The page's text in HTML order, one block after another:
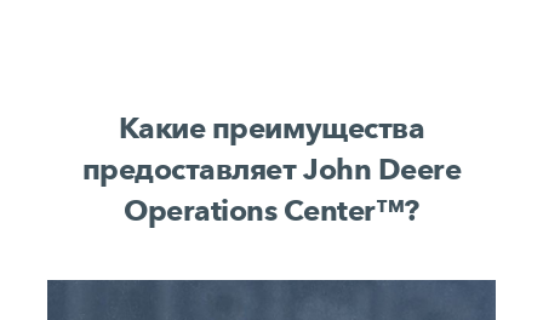
Какие преимущества
предоставляет John Deere
Operations Center™?